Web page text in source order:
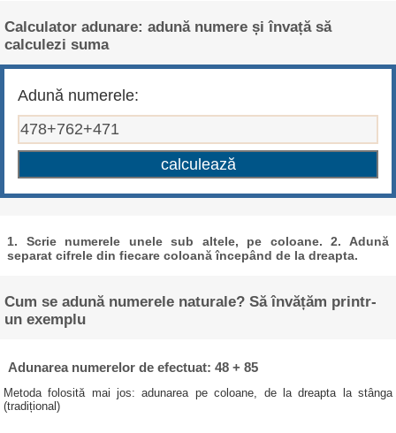
Calculator adunare: adună numere și învață să
calculezi suma
Adună numerele:
1. Scrie numerele unele sub altele, pe coloane. 2. Adună
separat cifrele din fiecare coloană începând de la dreapta.
Cum se adună numerele naturale? Să învățăm printr-
un exemplu
Adunarea numerelor de efectuat: 48 + 85
Metoda folosită mai jos: adunarea pe coloane, de la dreapta la stânga
(tradițional)